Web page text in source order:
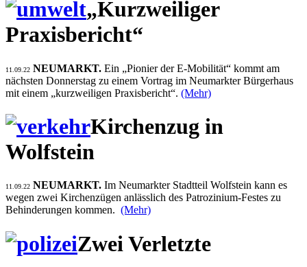
„Kurzweiliger
Praxisbericht“
11.09.22 NEUMARKT. Ein „Pionier der E-Mobilität“ kommt am
nächsten Donnerstag zu einem Vortrag im Neumarkter Bürgerhaus
mit einem „kurzweiligen Praxisbericht“. (Mehr)
Kirchenzug in
Wolfstein
11.09.22 NEUMARKT. Im Neumarkter Stadtteil Wolfstein kann es
wegen zwei Kirchenzügen anlässlich des Patrozinium-Festes zu
Behinderungen kommen. (Mehr)
Zwei Verletzte